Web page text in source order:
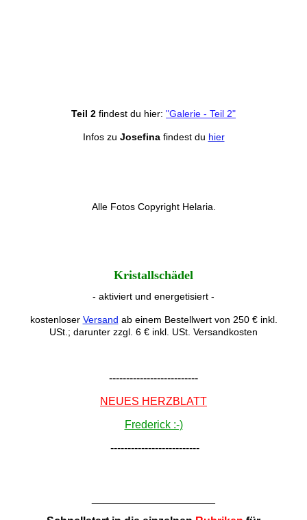
Teil 2 findest du hier: "Galerie - Teil 2"
Infos zu Josefinafindest du hier
Alle Fotos Copyright Helaria.
Kristallschädel
- aktiviert und energetisiert -
kostenloser Versand ab einem Bestellwert von 250 € inkl.
USt.; darunter zzgl. 6 € inkl. USt. Versandkosten
--------------------------
NEUES HERZBLATT
Frederick :-)
--------------------------